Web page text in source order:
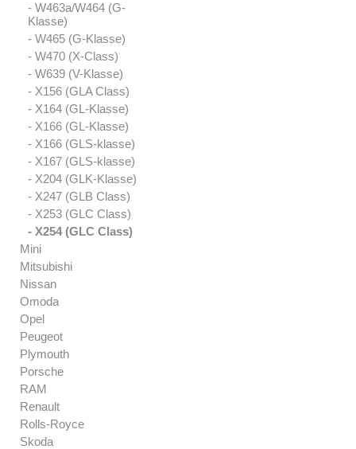
- W463a/W464 (G-
Klasse)
- W465 (G-Klasse)
- W470 (X-Class)
- W639 (V-Klasse)
- X156 (GLA Class)
- X164 (GL-Klasse)
- X166 (GL-Klasse)
- X166 (GLS-klasse)
- X167 (GLS-klasse)
- X204 (GLK-Klasse)
- X247 (GLB Class)
- X253 (GLC Class)
- X254 (GLC Class)
Mini
Mitsubishi
Nissan
Omoda
Opel
Peugeot
Plymouth
Porsche
RAM
Renault
Rolls-Royce
Skoda